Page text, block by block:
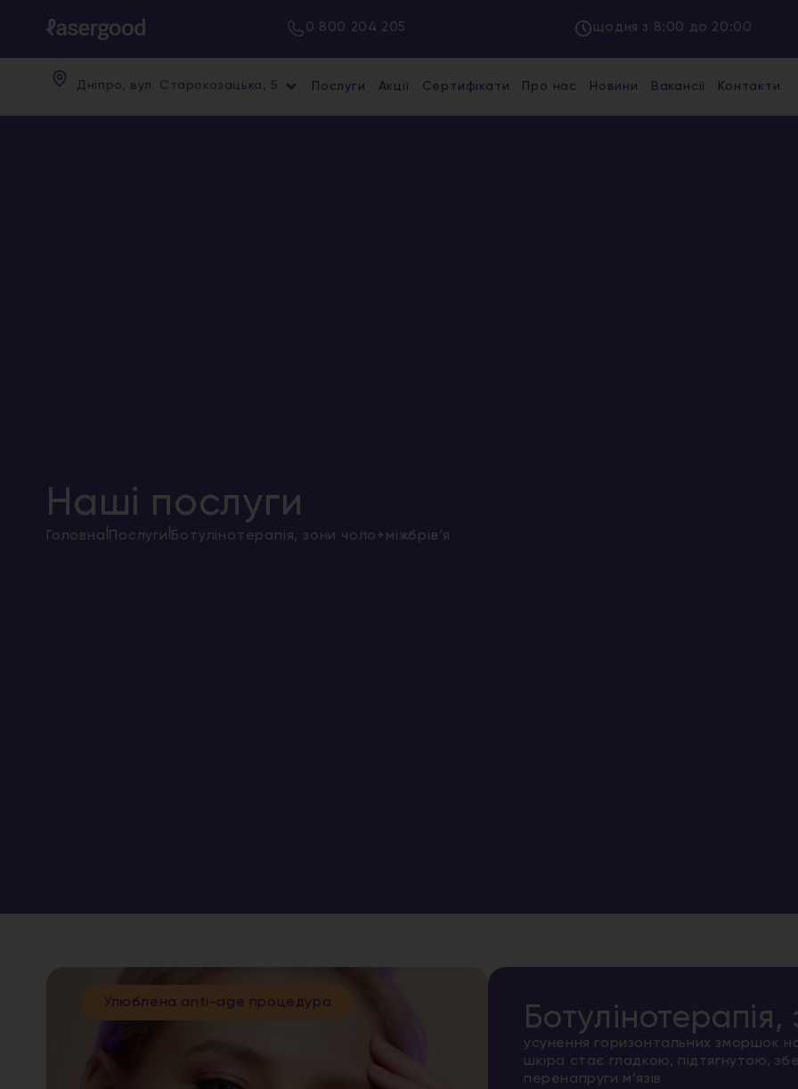
0 800 204 205 щодня з 8:00 до 20:00
Дніпро, вул. Старокозацька, 5 Послуги Акції Сертифікати Про нас Новини Вакансії Контакти
Наші послуги
Головна Послуги Ботулінотерапія, зони чоло+міжбрів’я
Улюблена anti-age процедура
усунення горизонтальних зморшок на
шкіра стає гладкою, підтягнутою,
перенапруги м’язів